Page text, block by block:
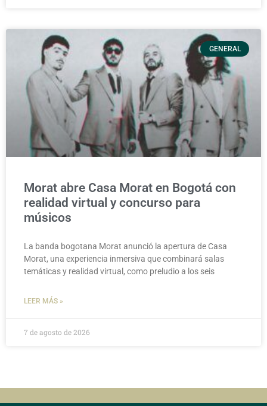
GENERAL
Morat abre Casa Morat en Bogotá con
realidad virtual y concurso para
músicos
La banda bogotana Morat anunció la apertura de Casa
Morat, una experiencia inmersiva que combinará salas
temáticas y realidad virtual, como preludio a los seis
LEER MÁS »
7 de agosto de 2026